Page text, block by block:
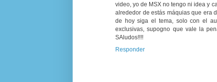
video, yo de MSX no tengo ni idea y
alrededor de estás máquias que era
de hoy siga el tema, solo con el
exclusivas, supogno que vale la
SAludos!!!!
Responder